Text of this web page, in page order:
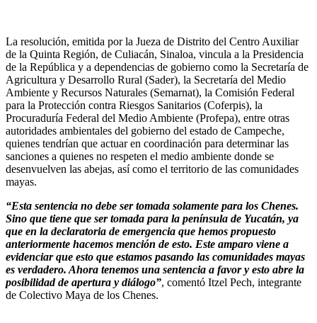
La resolución, emitida por la Jueza de Distrito del Centro Auxiliar
de la Quinta Región, de Culiacán, Sinaloa, vincula a la Presidencia
de la República y a dependencias de gobierno como la Secretaría de
Agricultura y Desarrollo Rural (Sader), la Secretaría del Medio
Ambiente y Recursos Naturales (Semarnat), la Comisión Federal
para la Protección contra Riesgos Sanitarios (Coferpis), la
Procuraduría Federal del Medio Ambiente (Profepa), entre otras
autoridades ambientales del gobierno del estado de Campeche,
quienes tendrían que actuar en coordinación para determinar las
sanciones a quienes no respeten el medio ambiente donde se
desenvuelven las abejas, así como el territorio de las comunidades
mayas.
“Esta sentencia no debe ser tomada solamente para los Chenes.
Sino que tiene que ser tomada para la península de Yucatán, ya
que en la declaratoria de emergencia que hemos propuesto
anteriormente hacemos mención de esto. Este amparo viene a
evidenciar que esto que estamos pasando las comunidades mayas
es verdadero. Ahora tenemos una sentencia a favor y esto abre la
posibilidad de apertura y diálogo”, comentó Itzel Pech, integrante
de Colectivo Maya de los Chenes.